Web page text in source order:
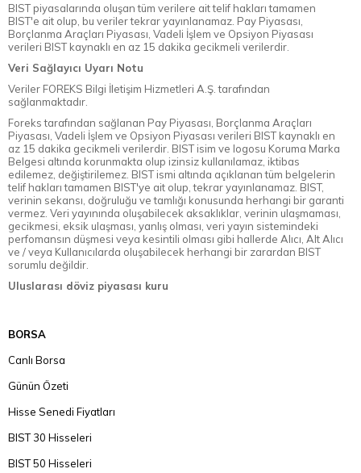
BIST piyasalarında oluşan tüm verilere ait telif hakları tamamen
BIST'e ait olup, bu veriler tekrar yayınlanamaz. Pay Piyasası,
Borçlanma Araçları Piyasası, Vadeli İşlem ve Opsiyon Piyasası
verileri BIST kaynaklı en az 15 dakika gecikmeli verilerdir.
Veri Sağlayıcı Uyarı Notu
Veriler FOREKS Bilgi İletişim Hizmetleri A.Ş. tarafından
sağlanmaktadır.
Foreks tarafından sağlanan Pay Piyasası, Borçlanma Araçları
Piyasası, Vadeli İşlem ve Opsiyon Piyasası verileri BIST kaynaklı en
az 15 dakika gecikmeli verilerdir. BIST isim ve logosu Koruma Marka
Belgesi altında korunmakta olup izinsiz kullanılamaz, iktibas
edilemez, değiştirilemez. BIST ismi altında açıklanan tüm belgelerin
telif hakları tamamen BIST'ye ait olup, tekrar yayınlanamaz. BIST,
verinin sekansı, doğruluğu ve tamlığı konusunda herhangi bir garanti
vermez. Veri yayınında oluşabilecek aksaklıklar, verinin ulaşmaması,
gecikmesi, eksik ulaşması, yanlış olması, veri yayın sistemindeki
perfomansın düşmesi veya kesintili olması gibi hallerde Alıcı, Alt Alıcı
ve / veya Kullanıcılarda oluşabilecek herhangi bir zarardan BIST
sorumlu değildir.
Uluslarası döviz piyasası kuru
BORSA
Canlı Borsa
Günün Özeti
Hisse Senedi Fiyatları
BIST 30 Hisseleri
BIST 50 Hisseleri